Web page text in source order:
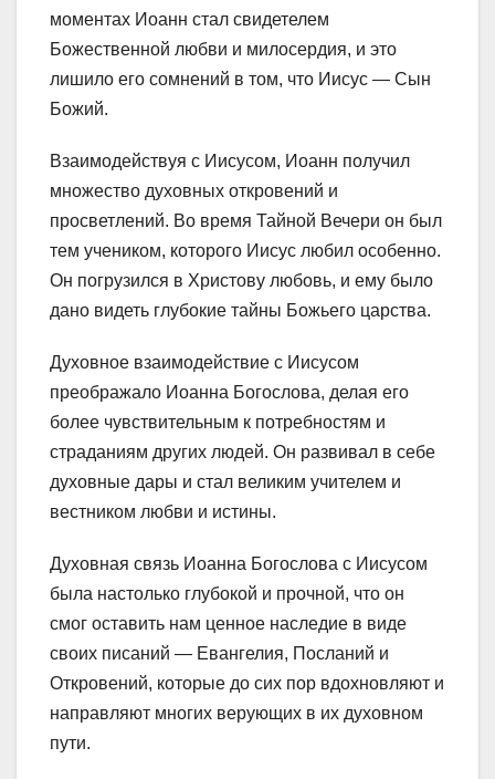
моментах Иоанн стал свидетелем
Божественной любви и милосердия, и это
лишило его сомнений в том, что Иисус — Сын
Божий.
Взаимодействуя с Иисусом, Иоанн получил
множество духовных откровений и
просветлений. Во время Тайной Вечери он был
тем учеником, которого Иисус любил особенно.
Он погрузился в Христову любовь, и ему было
дано видеть глубокие тайны Божьего царства.
Духовное взаимодействие с Иисусом
преображало Иоанна Богослова, делая его
более чувствительным к потребностям и
страданиям других людей. Он развивал в себе
духовные дары и стал великим учителем и
вестником любви и истины.
Духовная связь Иоанна Богослова с Иисусом
была настолько глубокой и прочной, что он
смог оставить нам ценное наследие в виде
своих писаний — Евангелия, Посланий и
Откровений, которые до сих пор вдохновляют и
направляют многих верующих в их духовном
пути.